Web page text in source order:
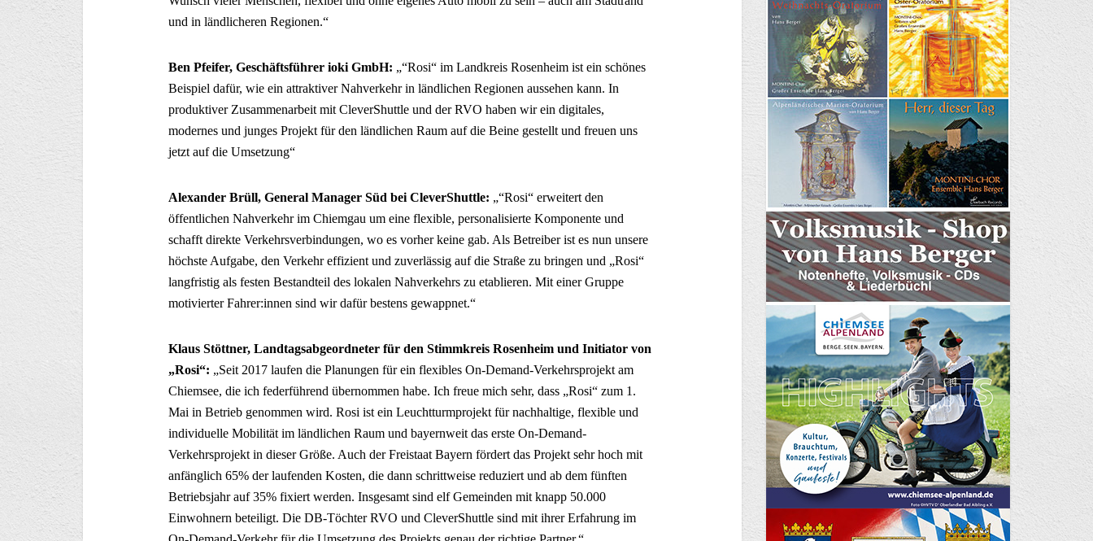
und in ländlicheren Regionen.“
Ben Pfeifer, Geschäftsführer ioki GmbH: „“Rosi“ im Landkreis Rosenheim ist ein schönes
Beispiel dafür, wie ein attraktiver Nahverkehr in ländlichen Regionen aussehen kann. In
produktiver Zusammenarbeit mit CleverShuttle und der RVO haben wir ein digitales,
modernes und junges Projekt für den ländlichen Raum auf die Beine gestellt und freuen uns
jetzt auf die Umsetzung“
Alexander Brüll, General Manager Süd bei CleverShuttle: „“Rosi“ erweitert den
öffentlichen Nahverkehr im Chiemgau um eine flexible, personalisierte Komponente und
schafft direkte Verkehrsverbindungen, wo es vorher keine gab. Als Betreiber ist es nun unsere
höchste Aufgabe, den Verkehr effizient und zuverlässig auf die Straße zu bringen und „Rosi“
langfristig als festen Bestandteil des lokalen Nahverkehrs zu etablieren. Mit einer Gruppe
motivierter Fahrer:innen sind wir dafür bestens gewappnet.“
Klaus Stöttner, Landtagsabgeordneter für den Stimmkreis Rosenheim und Initiator von
„Rosi“: „Seit 2017 laufen die Planungen für ein flexibles On-Demand-Verkehrsprojekt am
Chiemsee, die ich federführend übernommen habe. Ich freue mich sehr, dass „Rosi“ zum 1.
Mai in Betrieb genommen wird. Rosi ist ein Leuchtturmprojekt für nachhaltige, flexible und
individuelle Mobilität im ländlichen Raum und bayernweit das erste On-Demand-
Verkehrsprojekt in dieser Größe. Auch der Freistaat Bayern fördert das Projekt sehr hoch mit
anfänglich 65% der laufenden Kosten, die dann schrittweise reduziert und ab dem fünften
Betriebsjahr auf 35% fixiert werden. Insgesamt sind elf Gemeinden mit knapp 50.000
Einwohnern beteiligt. Die DB-Töchter RVO und CleverShuttle sind mit ihrer Erfahrung im